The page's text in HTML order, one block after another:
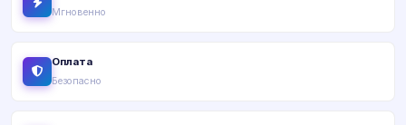
Мгновенно
Оплата
Безопасно